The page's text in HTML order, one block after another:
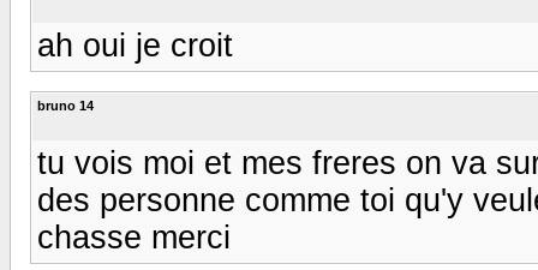
ah oui je croit
bruno 14
tu vois moi et mes freres on va
des personne comme toi qu'y
chasse merci